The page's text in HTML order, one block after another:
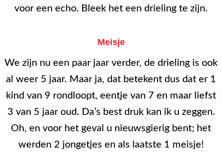
voor een echo. Bleek het een drieling te zijn.
Meisje
We zijn nu een paar jaar verder, de drieling is ook
al weer 5 jaar. Maar ja, dat betekent dus dat er 1
kind van 9 rondloopt, eentje van 7 en maar liefst
3 van 5 jaar oud. Da’s best druk kan ik u zeggen.
Oh, en voor het geval u nieuwsgierig bent; het
werden 2 jongetjes en als laatste 1 meisje!